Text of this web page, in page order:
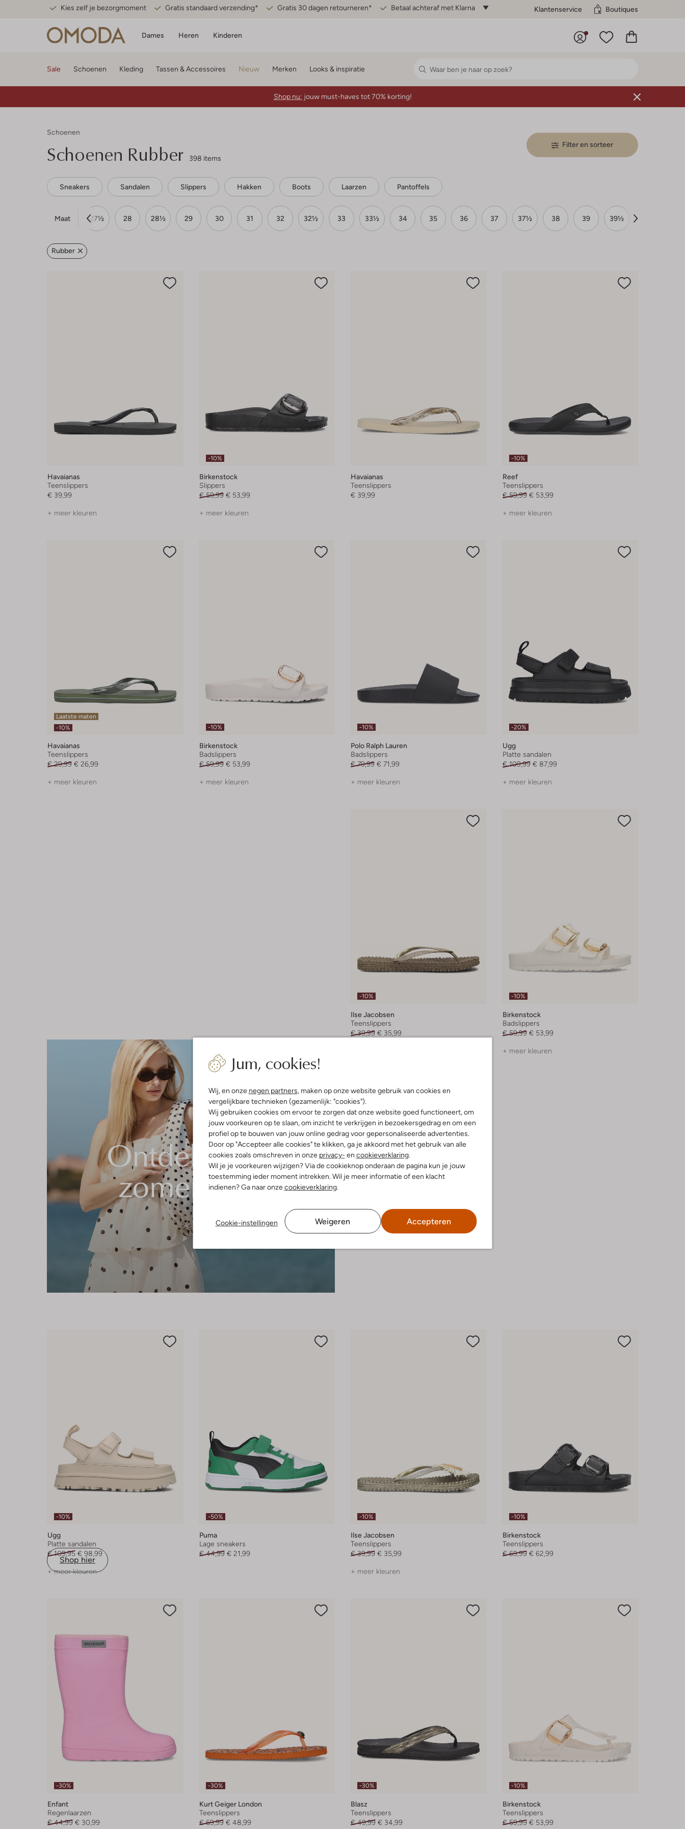
Kies zelf je bezorgmoment Gratis standaard verzending* Gratis 30 dagen retourneren* Betaal achteraf met Klarna Klantenservice Boutiques
Dames Heren Kinderen
Jum, cookies!
Wij, en onze negen partners, maken op onze website gebruik van cookies en
vergelijkbare technieken (gezamenlijk: "cookies").
Wij gebruiken cookies om ervoor te zorgen dat onze website goed functioneert, om
jouw voorkeuren op te slaan, om inzicht te verkrijgen in bezoekersgedrag en om een
profiel op te bouwen van jouw online gedrag voor gepersonaliseerde advertenties.
Door op "Accepteer alle cookies" te klikken, ga je akkoord met het gebruik van alle
cookies zoals omschreven in onze privacy- en cookieverklaring.
Wil je je voorkeuren wijzigen? Via de cookieknop onderaan de pagina kun je jouw
toestemming ieder moment intrekken. Wil je meer informatie of een klacht
indienen? Ga naar onzecookieverklaring.
Cookie-instellingen Weigeren Accepteren
Sale Schoenen Kleding Tassen & Accessoires Nieuw Merken Looks & inspiratie
Shop nu: jouw must-haves tot 70% korting!
Schoenen
Schoenen Rubber 398 items
Filter en sorteer
Sneakers Sandalen Slippers Hakken Boots Laarzen Pantoffels
Maat
27 27½ 28 28½ 29 30 31 32 32½ 33 33½ 34 35 36 37 37½ 38 39 39½
Rubber
Havaianas
Teenslippers
€ 39,99
+ meer kleuren
-10%
Birkenstock
Slippers
€ 59,99 € 53,99
+ meer kleuren
Havaianas
Teenslippers
€ 39,99
-10%
Reef
Teenslippers
€ 59,99 € 53,99
+ meer kleuren
Laatste maten
-10%
Havaianas
Teenslippers
€ 29,99 € 26,99
+ meer kleuren
-10%
Birkenstock
Badslippers
€ 59,99 € 53,99
+ meer kleuren
-10%
Polo Ralph Lauren
Badslippers
€ 79,99 € 71,99
+ meer kleuren
-20%
Ugg
Platte sandalen
€ 109,99 € 87,99
+ meer kleuren
Shop hier
-10%
Ilse Jacobsen
Teenslippers
€ 39,99 € 35,99
-10%
Birkenstock
Badslippers
€ 59,99 € 53,99
+ meer kleuren
-10%
Ugg
Platte sandalen
€ 109,95 € 98,99
+ meer kleuren
-50%
Puma
Lage sneakers
€ 44,99 € 21,99
-10%
Ilse Jacobsen
Teenslippers
€ 39,99 € 35,99
+ meer kleuren
-10%
Birkenstock
Teenslippers
€ 69,99 € 62,99
-30%
Enfant
Regenlaarzen
€ 44,99 € 30,99
-30%
Kurt Geiger London
Teenslippers
€ 69,99 € 48,99
-30%
Blasz
Teenslippers
€ 49,99 € 34,99
-10%
Birkenstock
Teenslippers
€ 59,99 € 53,99